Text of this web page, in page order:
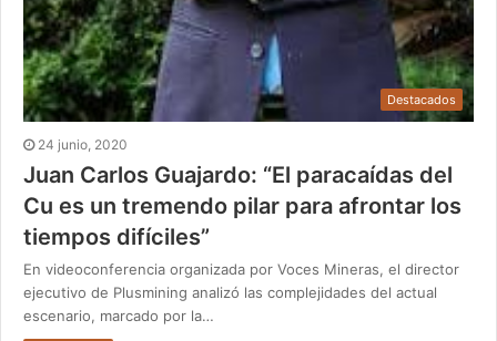
Destacados
24 junio, 2020
Juan Carlos Guajardo: “El paracaídas del
Cu es un tremendo pilar para afrontar los
tiempos difíciles”
En videoconferencia organizada por Voces Mineras, el director
ejecutivo de Plusmining analizó las complejidades del actual
escenario, marcado por la…